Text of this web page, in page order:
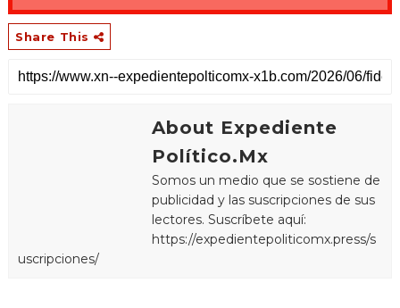
Share This
About Expediente
Político.Mx
Somos un medio que se sostiene de
publicidad y las suscripciones de sus
lectores. Suscríbete aquí:
https://expedientepoliticomx.press/s
uscripciones/